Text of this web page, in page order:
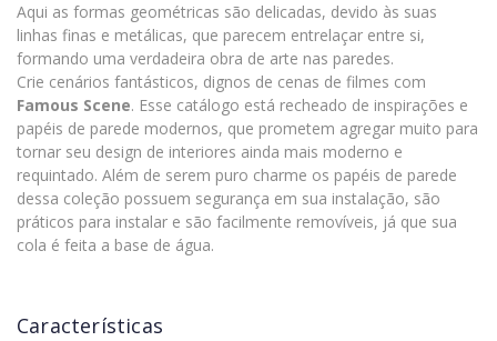
Aqui as formas geométricas são delicadas, devido às suas
linhas finas e metálicas, que parecem entrelaçar entre si,
formando uma verdadeira obra de arte nas paredes.
Crie cenários fantásticos, dignos de cenas de filmes com
Famous Scene. Esse catálogo está recheado de inspirações e
papéis de parede modernos, que prometem agregar muito para
tornar seu design de interiores ainda mais moderno e
requintado. Além de serem puro charme os papéis de parede
dessa coleção possuem segurança em sua instalação, são
práticos para instalar e são facilmente removíveis, já que sua
cola é feita a base de água.
Características